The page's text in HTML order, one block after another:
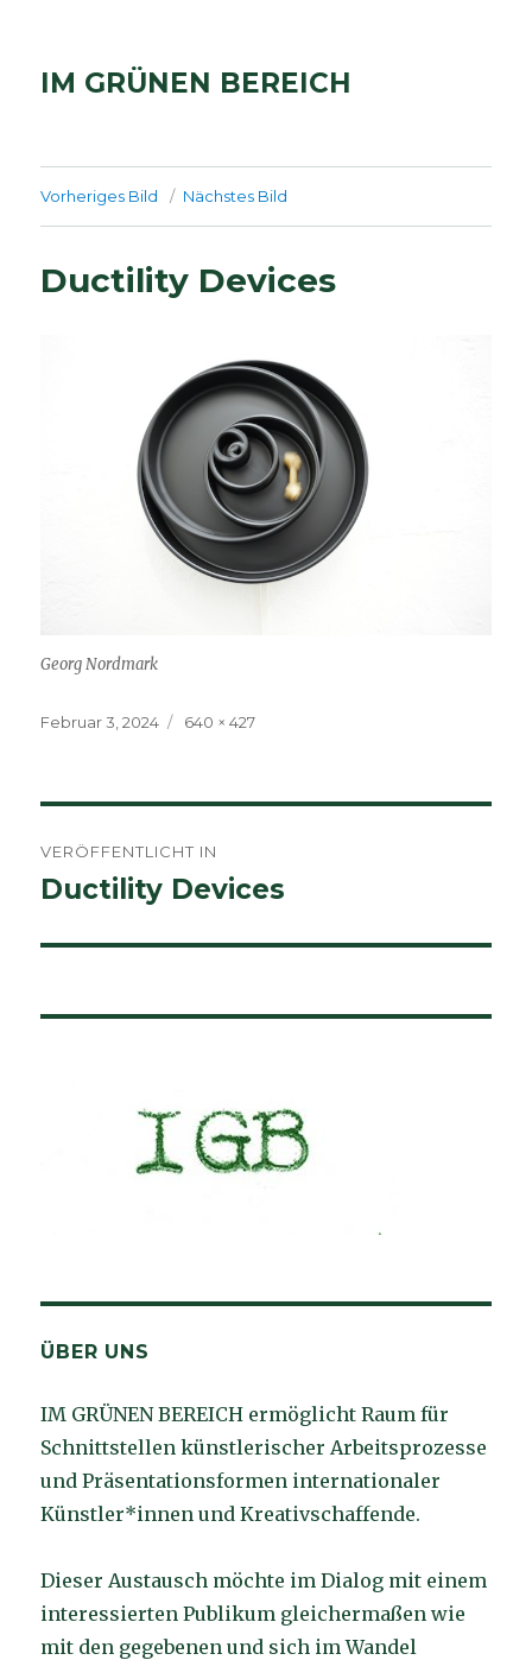
IM GRÜNEN BEREICH
Vorheriges Bild Nächstes Bild
Ductility Devices
Georg Nordmark
Veröffentlicht
Februar 3, 2024
Volle
640 × 427
VERÖFFENTLICHT IN
Ductility Devices
ÜBER UNS
IM GRÜNEN BEREICH ermöglicht Raum für
Schnittstellen künstlerischer Arbeitsprozesse
und Präsentationsformen internationaler
Künstler*innen und Kreativschaffende.
Dieser Austausch möchte im Dialog mit einem
interessierten Publikum gleichermaßen wie
mit den gegebenen und sich im Wandel